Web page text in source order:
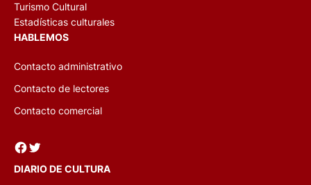
Turismo Cultural
Estadísticas culturales
HABLEMOS
Contacto administrativo
Contacto de lectores
Contacto comercial
Facebook Twitter
DIARIO DE CULTURA